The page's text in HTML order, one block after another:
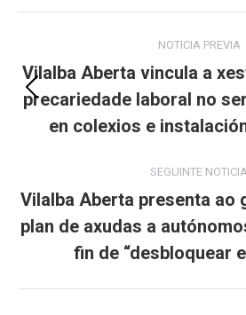
navigation
NOTICIA PREVIA
post:
Vilalba Aberta vincula a
precariedade laboral no
en colexios e
SEGUINTE NOTICIA
Next
post:
Vilalba Aberta presenta ao
plan de axudas a
fin de “desbloquear